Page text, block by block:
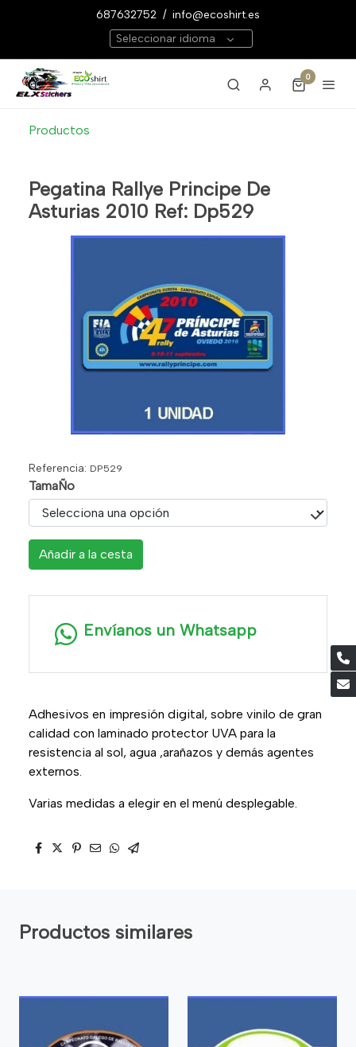
687632752 / info@ecoshirt.es
Seleccionar idioma
0
Productos
Pegatina Rallye Principe De
Asturias 2010 Ref: Dp529
Referencia: DP529
TamaÑo
Añadir a la cesta
Envíanos un Whatsapp
Adhesivos en impresión digital, sobre vinilo de gran
calidad con laminado protector UVA para la
resistencia al sol, agua ,arañazos y demás agentes
externos.
Varias medidas a elegir en el menú desplegable.
Productos similares